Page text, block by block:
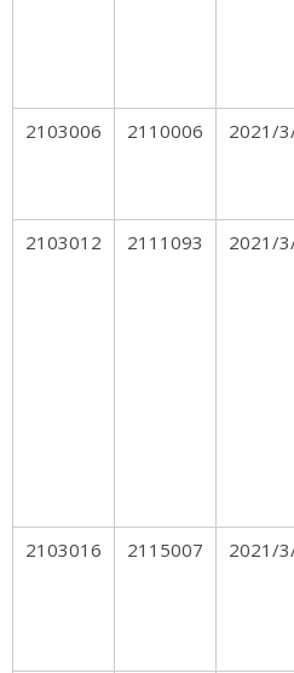
2103006
2110006 2021/
2103012 2111093 2021/
2103016 2115007 2021/